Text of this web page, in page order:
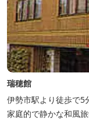
瑞穂館
伊勢市駅より徒歩で5
家庭的で静かな和風